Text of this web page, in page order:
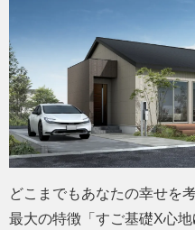
どこまでもあなたの幸せを
最大の特徴「すご基礎X心